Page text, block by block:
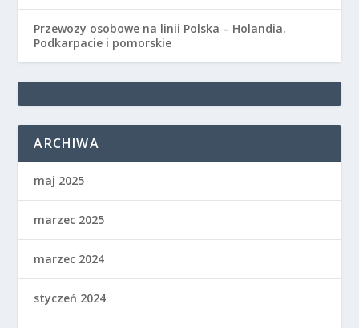
Przewozy osobowe na linii Polska – Holandia.
Podkarpacie i pomorskie
ARCHIWA
maj 2025
marzec 2025
marzec 2024
styczeń 2024